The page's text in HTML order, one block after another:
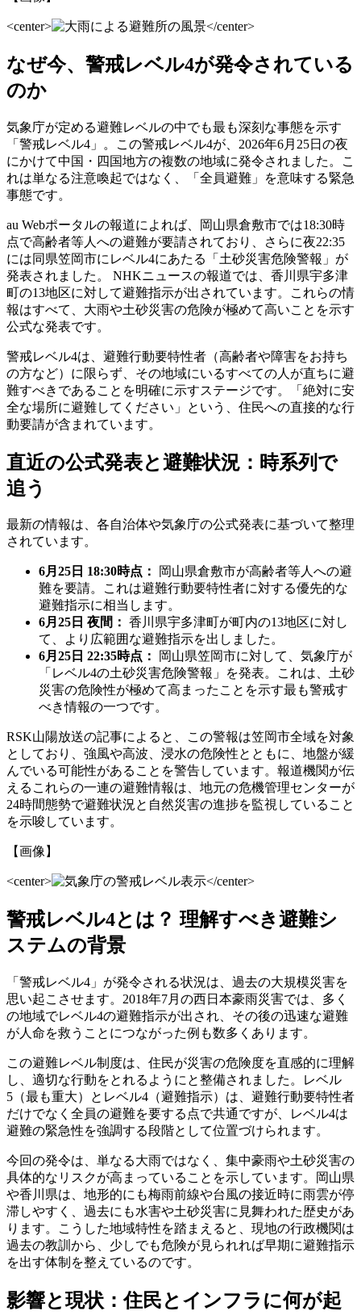
<center> </center>
なぜ今、警戒レベル4が発令されている
のか
気象庁が定める避難レベルの中でも最も深刻な事態を示す
「警戒レベル4」。この警戒レベル4が、2026年6月25日の夜
にかけて中国・四国地方の複数の地域に発令されました。こ
れは単なる注意喚起ではなく、「全員避難」を意味する緊急
事態です。
au Webポータルの報道によれば、岡山県倉敷市では18:30時
点で高齢者等人への避難が要請されており、さらに夜22:35
には同県笠岡市にレベル4にあたる「土砂災害危険警報」が
発表されました。 NHKニュースの報道では、香川県宇多津
町の13地区に対して避難指示が出されています。これらの情
報はすべて、大雨や土砂災害の危険が極めて高いことを示す
公式な発表です。
警戒レベル4は、避難行動要特性者（高齢者や障害をお持ち
の方など）に限らず、その地域にいるすべての人が直ちに避
難すべきであることを明確に示すステージです。「絶対に安
全な場所に避難してください」という、住民への直接的な行
動要請が含まれています。
直近の公式発表と避難状況：時系列で
追う
最新の情報は、各自治体や気象庁の公式発表に基づいて整理
されています。
6月25日 18:30時点：
岡山県倉敷市が高齢者等人への避
難を要請。これは避難行動要特性者に対する優先的な
避難指示に相当します。
6月25日 夜間： 香川県宇多津町が町内の13地区に対し
て、より広範囲な避難指示を出しました。
6月25日 22:35時点：
岡山県笠岡市に対して、気象庁が
「レベル4の土砂災害危険警報」を発表。これは、土砂
災害の危険性が極めて高まったことを示す最も警戒す
べき情報の一つです。
RSK山陽放送の記事によると、この警報は笠岡市全域を対象
としており、強風や高波、浸水の危険性とともに、地盤が緩
んでいる可能性があることを警告しています。報道機関が伝
えるこれらの一連の避難情報は、地元の危機管理センターが
24時間態勢で避難状況と自然災害の進捗を監視していること
を示唆しています。
【画像】
<center> </center>
警戒レベル4とは？ 理解すべき避難シ
ステムの背景
「警戒レベル4」が発令される状況は、過去の大規模災害を
思い起こさせます。2018年7月の西日本豪雨災害では、多く
の地域でレベル4の避難指示が出され、その後の迅速な避難
が人命を救うことにつながった例も数多くあります。
この避難レベル制度は、住民が災害の危険度を直感的に理解
し、適切な行動をとれるようにと整備されました。レベル
5（最も重大）とレベル4（避難指示）は、避難行動要特性者
だけでなく全員の避難を要する点で共通ですが、レベル4は
避難の緊急性を強調する段階として位置づけられます。
今回の発令は、単なる大雨ではなく、集中豪雨や土砂災害の
具体的なリスクが高まっていることを示しています。岡山県
や香川県は、地形的にも梅雨前線や台風の接近時に雨雲が停
滞しやすく、過去にも水害や土砂災害に見舞われた歴史があ
ります。こうした地域特性を踏まえると、現地の行政機関は
過去の教訓から、少しでも危険が見られれば早期に避難指示
を出す体制を整えているのです。
影響と現状：住民とインフラに何が起